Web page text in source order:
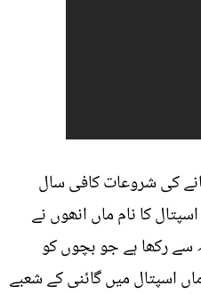
کی شروعات کافی سال
کا نام ماں انھوں نے
سے رکھا ہے جو بچوں کو
اسپتال میں گائنی کے شعبے